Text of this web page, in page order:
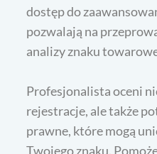
dostęp do
pozwalają na
analizy znaku
Profesjonalista oceni
rejestracje, ale także
prawne, które mogą
Twojego znaku.